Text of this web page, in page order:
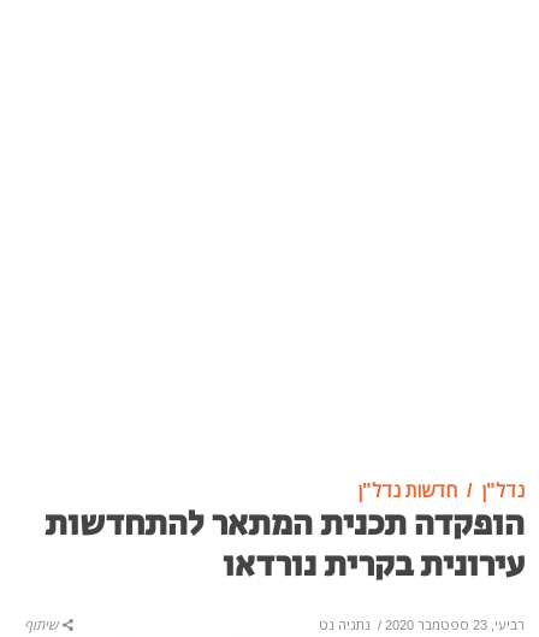
נדל"ן חדשות נדל"ן
הופקדה תכנית המתאר להתחדשות
עירונית בקרית נורדאו
רביעי, 23 ספטמבר 2020 / נתניה נט שיתוף